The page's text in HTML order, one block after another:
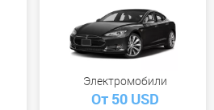
Электромобили
От 50 USD